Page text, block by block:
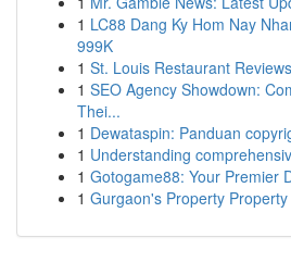
1 LC88 Dang Ky Hom Nay
999K
1 St. Louis Restaurant Reviews
1 SEO Agency Showdown:
Thei...
1 Dewataspin: Panduan
1 Understanding
1 Gotogame88: Your Premier
1 Gurgaon's Property